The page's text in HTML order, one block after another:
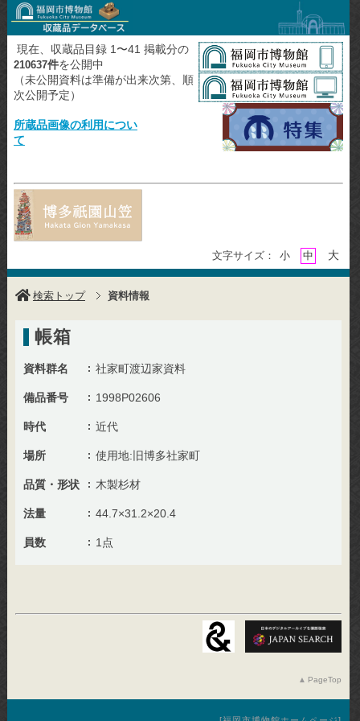
現在、収蔵品目録 1〜41 掲載分の
210637件を公開中
（未公開資料は準備が出来次第、順
次公開予定）
所蔵品画像の利用につい
て
文字サイズ： 小 中 大
検索トップ 資料情報
帳箱
資料群名 社家町渡辺家資料
備品番号 1998P02606
時代 近代
場所 使用地:旧博多社家町
品質・形状 木製杉材
法量 44.7×31.2×20.4
員数 1点
PageTop